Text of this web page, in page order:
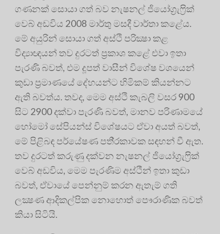
ගණනක් සොයා ගත් බව නැෂනල් ජියෝග‍්‍රැෆ‍්‍රික්
වෙබ් අඩවිය 2008 මාර්තු මසදී වාර්තා කළේය.
මේ අයුරින් සොයා ගත් අස්ථි පරික්‍ෂා කළ
විද්‍යාඥයන් තව දුරටත් ප‍්‍රකාශ කළේ එවා ඉතා
පැරණි බවත්, එම දූපත් වාසීන් විශේෂ වශයෙන්
කුඩා ප‍්‍රමාණයේ දේහයන්ට හිමිකම් කියන්නට
ඇති බවත්ය. තවද, මෙම අස්ථි කැබලි වසර 900
සිට 2900 දක්වා පැරණි බවත්, මානව පරිණාමයේ
හෝමෝ සේපියන්ස් විශේෂයට ඒවා අයත් බවත්,
මේ පිළිබඳ පර්යේෂණ පති‍්‍රකාවක සඳහන් වී ඇත.
තව දුරටත් කරුණු දක්වන නැෂනල් ජියෝග‍්‍රැෆ‍්‍රික්
වෙබ් අඩවිය, මෙම පැරණිම අස්ථීන් ඉතා කුඩා
බවත්, ඒවායේ පෙන්නුම් කරන ඇතැම් ගති
ලක්‍ෂණ ආදිකල්පික නොහොත් පෞරාණික බවත්
කියා සිටියි.